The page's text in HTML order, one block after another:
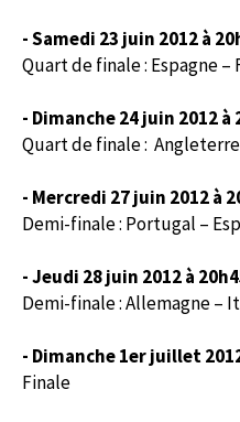
- Samedi 23 juin 2012 à
Quart de finale : Espagne –
- Dimanche 24 juin 2012 à
Quart de finale :
- Mercredi 27 juin 2012 à
Demi-finale : Portugal –
- Jeudi 28 juin 2012 à
Demi-finale : Allemagne –
- Dimanche 1er juillet
Finale